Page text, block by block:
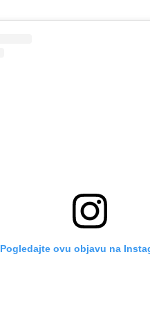
Pogledajte ovu objavu na